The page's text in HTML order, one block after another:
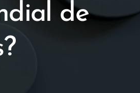
de